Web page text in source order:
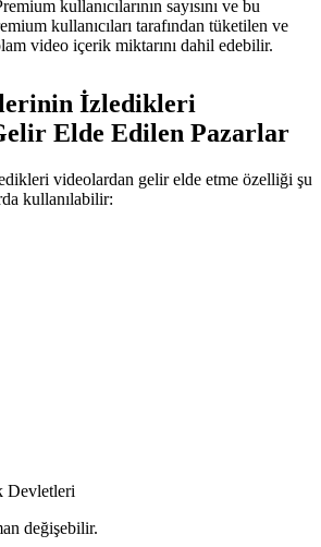
kullanıcılarının sayısını ve bu
kullanıcıları tarafından tüketilen ve
video içerik miktarını dahil edebilir.
İzledikleri
Elde Edilen Pazarlar
videolardan gelir elde etme özelliği şu
kullanılabilir:
Devletleri
değişebilir.